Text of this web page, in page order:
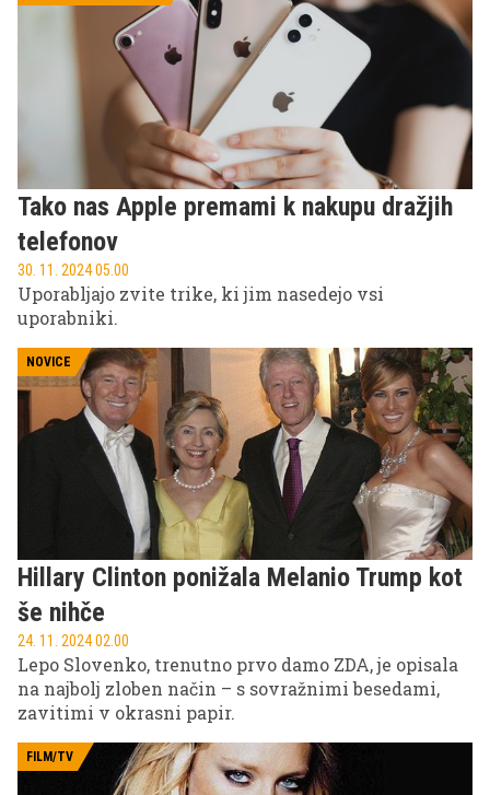
Tako nas Apple premami k nakupu dražjih
telefonov
30. 11. 2024 05.00
Uporabljajo zvite trike, ki jim nasedejo vsi
uporabniki.
NOVICE
Hillary Clinton ponižala Melanio Trump kot
še nihče
24. 11. 2024 02.00
Lepo Slovenko, trenutno prvo damo ZDA, je opisala
na najbolj zloben način – s sovražnimi besedami,
zavitimi v okrasni papir.
FILM/TV